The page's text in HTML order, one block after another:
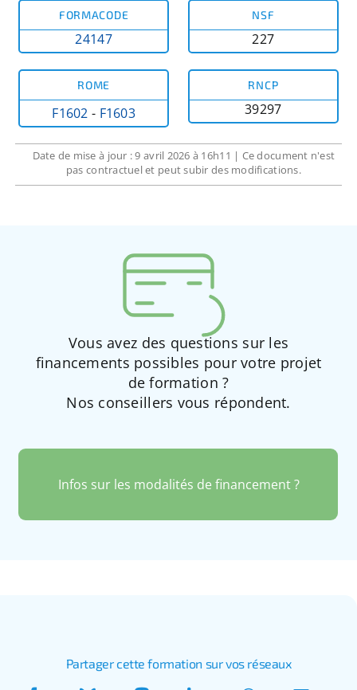
FORMACODE
24147
NSF
227
RNCP
39297
ROME
F1602 - F1603
Date de mise à jour : 9 avril 2026 à 16h11 | Ce document n'est
pas contractuel et peut subir des modifications.
Vous avez des questions sur les
financements possibles pour votre projet
de formation ?
Nos conseillers vous répondent.
Infos sur les modalités de financement ?
Partager cette formation sur vos réseaux